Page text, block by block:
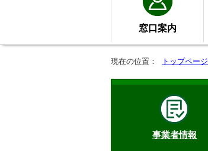
窓口案内
現在の位置： トップページ
事業者情報